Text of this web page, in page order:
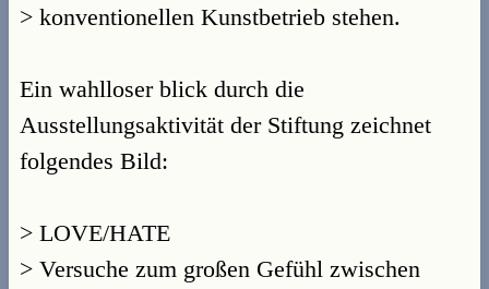
> konventionellen Kunstbetrieb stehen.
Ein wahlloser blick durch die
Ausstellungsaktivität der Stiftung zeichnet
folgendes Bild:
> LOVE/HATE
> Versuche zum großen Gefühl zwischen